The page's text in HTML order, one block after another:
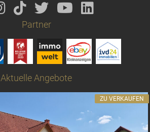
Partner
Aktuelle Angebote
ZU VERKAUFEN